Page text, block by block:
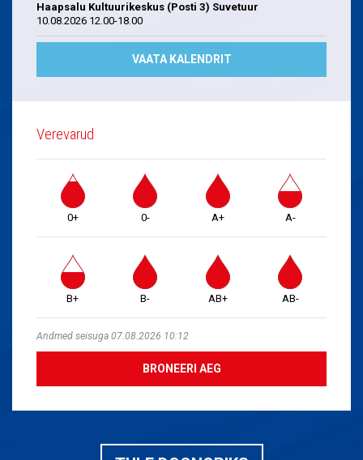
Haapsalu Kultuurikeskus (Posti 3) Suvetuur
10.08.2026 12.00-18.00
VAATA KALENDRIT
Verevarud
0+ 0- A+ A-
B+ B- AB+ AB-
Andmed seisuga 07.08.2026 10:12
BRONEERI AEG